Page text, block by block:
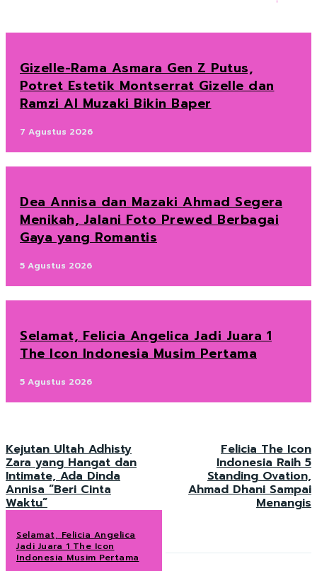
Gizelle-Rama Asmara Gen Z Putus,
Potret Estetik Montserrat Gizelle dan
Ramzi Al Muzaki Bikin Baper
7 Agustus 2026
Dea Annisa dan Mazaki Ahmad Segera
Menikah, Jalani Foto Prewed Berbagai
Gaya yang Romantis
5 Agustus 2026
Selamat, Felicia Angelica Jadi Juara 1
The Icon Indonesia Musim Pertama
5 Agustus 2026
Kejutan Ultah Adhisty
Zara yang Hangat dan
Intimate, Ada Dinda
Annisa “Beri Cinta
Waktu”
Felicia The Icon
Indonesia Raih 5
Standing Ovation,
Ahmad Dhani Sampai
Menangis
Selamat, Felicia Angelica
Jadi Juara 1 The Icon
Indonesia Musim Pertama